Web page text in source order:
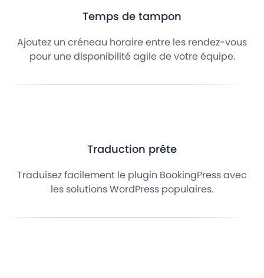
Temps de tampon
Ajoutez un créneau horaire entre les rendez-vous
pour une disponibilité agile de votre équipe.
Traduction prête
Traduisez facilement le plugin BookingPress avec
les solutions WordPress populaires.